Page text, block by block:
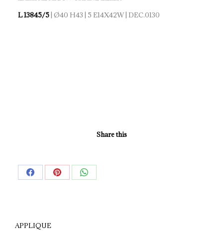
L 13845/5 | Ø40 H43 | 5 E14X42W | DEC.0130
Share this
Share Share Share
APPLIQUE